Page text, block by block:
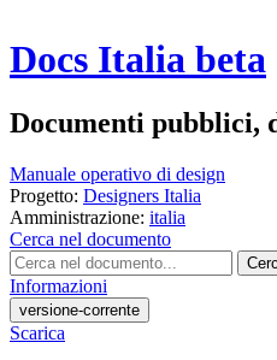
Docs Italia beta
Documenti pubblici,
Manuale operativo di design
Progetto: Designers Italia
Amministrazione: italia
Cerca nel documento
Informazioni
versione-corrente
Scarica